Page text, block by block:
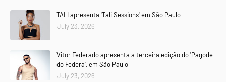
TALI apresenta 'Tali Sessions' em São Paulo
July 23, 2026
Vitor Federado apresenta a terceira edição do 'Pagode
do Federa', em São Paulo
July 23, 2026